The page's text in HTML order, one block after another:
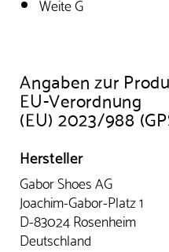
Angaben zur
EU-Verordnung
(EU) 2023/988
Hersteller
Gabor Shoes AG
Joachim-Gabor-Platz 1
D-83024 Rosenheim
Deutschland